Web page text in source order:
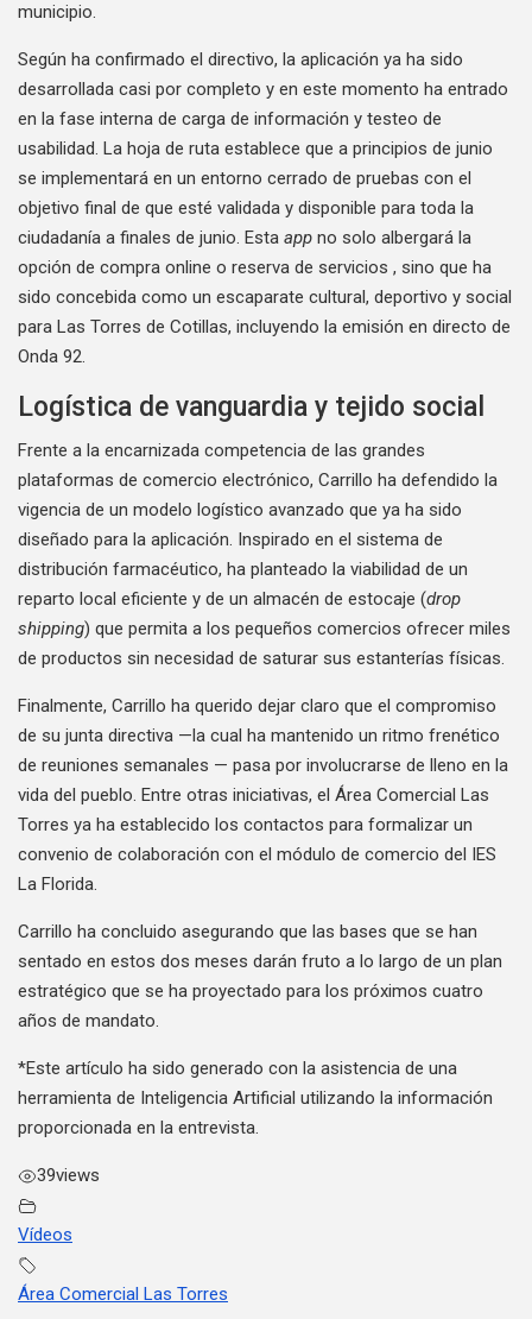
municipio.
Según ha confirmado el directivo, la aplicación ya ha sido
desarrollada casi por completo y en este momento ha entrado
en la fase interna de carga de información y testeo de
usabilidad. La hoja de ruta establece que a principios de junio
se implementará en un entorno cerrado de pruebas con el
objetivo final de que esté validada y disponible para toda la
ciudadanía a finales de junio. Esta app no solo albergará la
opción de compra online o reserva de servicios , sino que ha
sido concebida como un escaparate cultural, deportivo y social
para Las Torres de Cotillas, incluyendo la emisión en directo de
Onda 92.
Logística de vanguardia y tejido social
Frente a la encarnizada competencia de las grandes
plataformas de comercio electrónico, Carrillo ha defendido la
vigencia de un modelo logístico avanzado que ya ha sido
diseñado para la aplicación. Inspirado en el sistema de
distribución farmacéutico, ha planteado la viabilidad de un
reparto local eficiente y de un almacén de estocaje (drop
shipping) que permita a los pequeños comercios ofrecer miles
de productos sin necesidad de saturar sus estanterías físicas.
Finalmente, Carrillo ha querido dejar claro que el compromiso
de su junta directiva —la cual ha mantenido un ritmo frenético
de reuniones semanales — pasa por involucrarse de lleno en la
vida del pueblo. Entre otras iniciativas, el Área Comercial Las
Torres ya ha establecido los contactos para formalizar un
convenio de colaboración con el módulo de comercio del IES
La Florida.
Carrillo ha concluido asegurando que las bases que se han
sentado en estos dos meses darán fruto a lo largo de un plan
estratégico que se ha proyectado para los próximos cuatro
años de mandato.
*Este artículo ha sido generado con la asistencia de una
herramienta de Inteligencia Artificial utilizando la información
proporcionada en la entrevista.
39views
Vídeos
Área Comercial Las Torres